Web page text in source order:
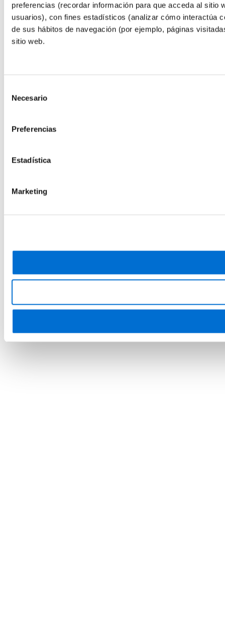
preferencias (recordar información para que acceda al
usuarios), con fines estadísticos (analizar cómo interactúa
de sus hábitos de navegación (por ejemplo, páginas
sitio web.
Necesario
Preferencias
Estadística
Marketing